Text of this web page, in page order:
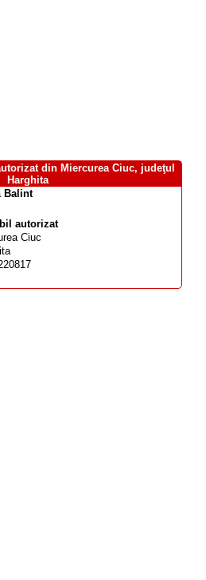
din Miercurea Ciuc, judeţul
Harghita
Balint
autorizat
Ciuc